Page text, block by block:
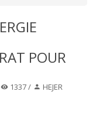
POUR
1337 / HEJER